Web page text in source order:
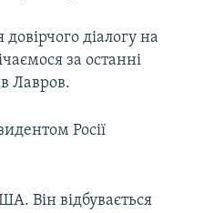
діалогу на
за останні
Лавров.
Росії
Він відбувається